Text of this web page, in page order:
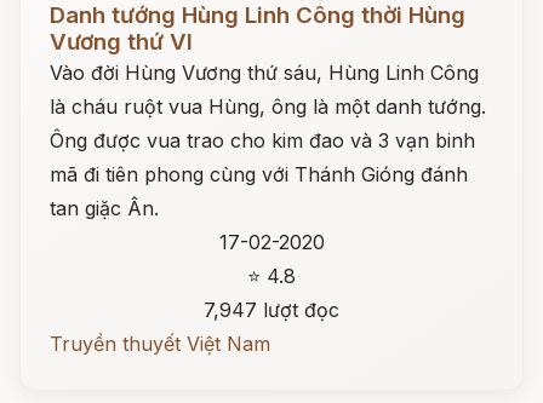
Danh tướng Hùng Linh Công thời Hùng
Vương thứ VI
Vào đời Hùng Vương thứ sáu, Hùng Linh Công
là cháu ruột vua Hùng, ông là một danh tướng.
Ông được vua trao cho kim đao và 3 vạn binh
mã đi tiên phong cùng với Thánh Gióng đánh
tan giặc Ân.
17-02-2020
⭐ 4.8
7,947 lượt đọc
Truyền thuyết Việt Nam